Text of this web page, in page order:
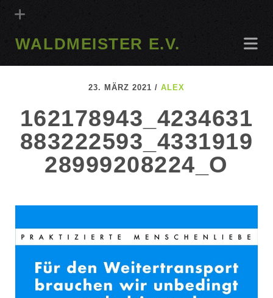
WALDMEISTER E.V.
23. MÄRZ 2021 /ALEX
162178943_4234631
883222593_4331919
28999208224_O